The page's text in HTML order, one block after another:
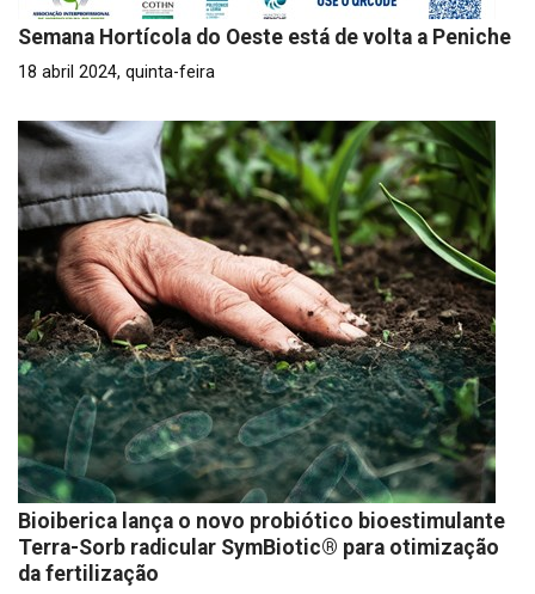
Semana Hortícola do Oeste está de volta a Peniche
18 abril 2024, quinta-feira
Bioiberica lança o novo probiótico bioestimulante
Terra-Sorb radicular SymBiotic® para otimização
da fertilização